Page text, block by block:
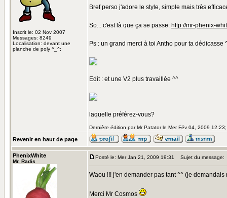
Inscrit le: 02 Nov 2007
Messages: 8249
Localisation: devant une
planche de poly ^_^;
Bref perso j'adore le style, simple mais très
So... c'est là que ça se passe: http://mr-phenix-
Ps : un grand merci à toi Antho pour ta dédicasse
Edit : et une V2 plus travaillée ^^
laquelle préférez-vous?
Dernière édition par Mr Patator le Mer Fév 04, 2009
Revenir en haut de page
PhenixWhite
Mr. Radis
Posté le: Mer Jan 21, 2009 19:31 Sujet du message:
Waou !!! j'en demander pas tant ^^ (je demandais
Merci Mr Cosmos